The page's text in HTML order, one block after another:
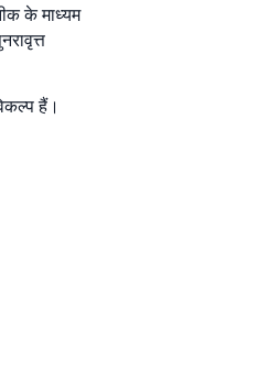
के माध्यम
हैं।